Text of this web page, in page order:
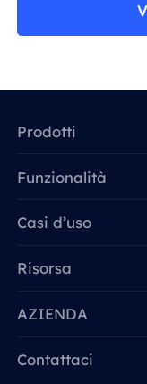
Prodotti
Funzionalità
Casi d’uso
Risorsa
AZIENDA
Contattaci